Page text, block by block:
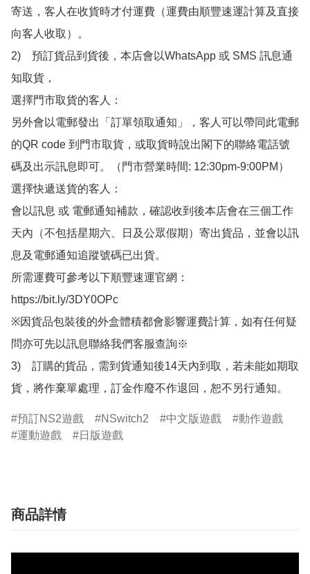
寄送，客人在收貨時才付運費（運費由順豐速運計算及直接
向客人收取）。
2)　預訂貨品到貨後，本店會以WhatsApp 或 SMS 訊息通
知取貨，
選擇門市取貨的客人：
另外會以電郵發出「訂單領取通知」，客人可以帶同此電郵
的QR code 到門市取貨，或取貨時說出閣下的聯絡電話號
碼及出示訊息即可。（門市營業時間: 12:30pm-9:00PM）
選擇快遞送貨的客人：
會以訊息 或 電郵通知補款，確認收到後本店會在三個工作
天內（不包括星期六、日及公眾假期）寄出貨品，並會以訊
息及電郵通知追蹤號碼已出貨。
所需運費可參考以下順豐速運官網：
https://bit.ly/3DY0OPc
※因貨品包裝後的外盒體積都會影響運費計算，如有任何疑
問亦可先以訊息聯絡我們客服查詢※
3)　訂購的貨品，需到貨通知後14天內到取，若未能如期取
貨，將作棄單處理，訂金作廢不作退回，恕不另行通知。
預訂NS2遊戲 NSwitch2 中文版遊戲
動作遊戲
運動遊戲
日版遊戲
商品詳情